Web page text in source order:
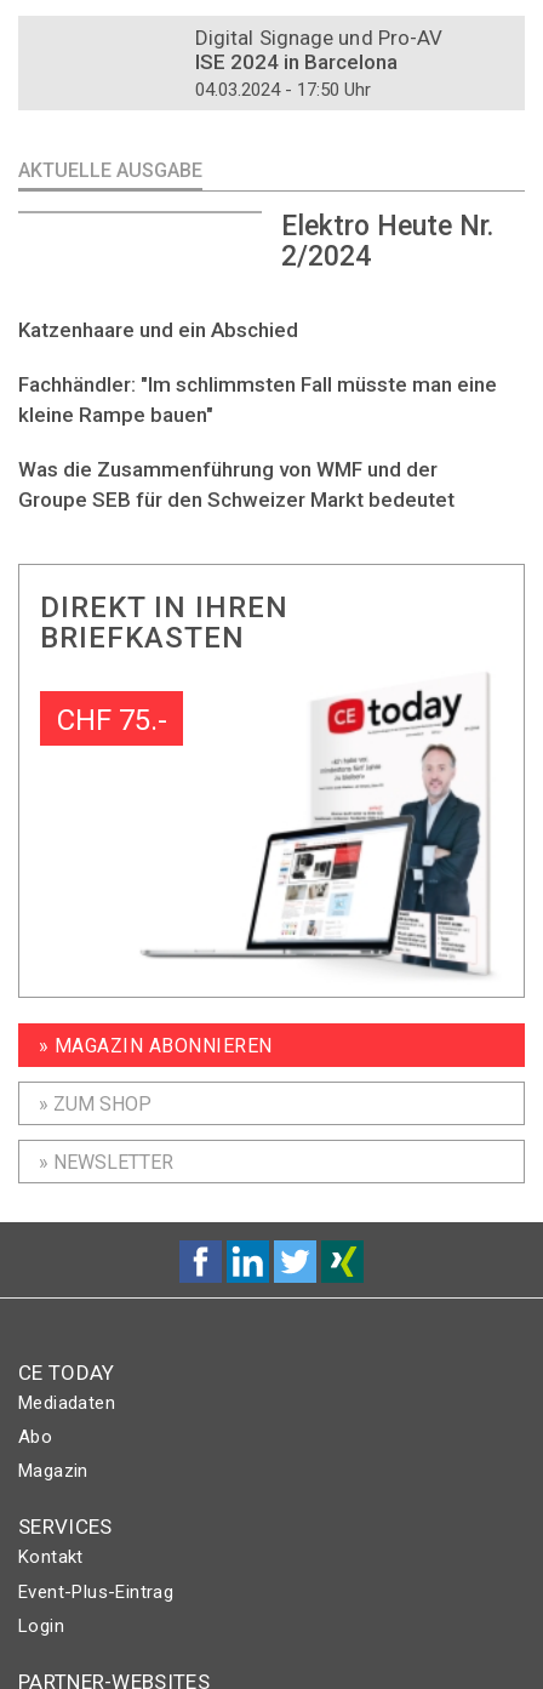
Digital Signage und Pro-AV
ISE 2024 in Barcelona
04.03.2024 - 17:50 Uhr
AKTUELLE AUSGABE
Elektro Heute Nr.
2/2024
Katzenhaare und ein Abschied
Fachhändler: "Im schlimmsten Fall müsste man eine
kleine Rampe bauen"
Was die Zusammenführung von WMF und der
Groupe SEB für den Schweizer Markt bedeutet
DIREKT IN IHREN
BRIEFKASTEN
CHF 75.-
» MAGAZIN ABONNIEREN
» ZUM SHOP
» NEWSLETTER
CE TODAY
Mediadaten
Abo
Magazin
SERVICES
Kontakt
Event-Plus-Eintrag
Login
PARTNER-WEBSITES